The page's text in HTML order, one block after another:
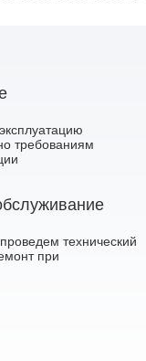
требованиям
технический
при